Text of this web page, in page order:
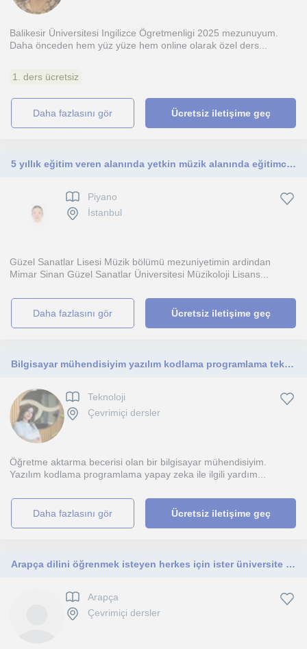
Balikesir Üniversitesi Ingilizce Ögretmenligi 2025 mezunuyum.
Daha önceden hem yüz yüze hem online olarak özel ders...
1. ders ücretsiz
daha fazlasını gör Ücretsiz iletişime geç
5 yıllık eğitim veren alanında yetkin müzik alanında eğitimciyim.
Piyano
İstanbul
Güzel Sanatlar Lisesi Müzik bölümü mezuniyetimin ardindan
Mimar Sinan Güzel Sanatlar Üniversitesi Müzikoloji Lisans...
daha fazlasını gör Ücretsiz iletişime geç
Bilgisayar mühendisiyim yazılım kodlama programlama teknoloji alanında yardımcı olabilirim
Teknoloji
Çevrimiçi dersler
Öğretme aktarma becerisi olan bir bilgisayar mühendisiyim.
Yazılım kodlama programlama yapay zeka ile ilgili yardım...
daha fazlasını gör Ücretsiz iletişime geç
Arapça dilini öğrenmek isteyen herkes için ister üniversite öğrencisi ister İlkokul öğrencisi olsun yardımcı olacağım.
Arapça
Çevrimiçi dersler